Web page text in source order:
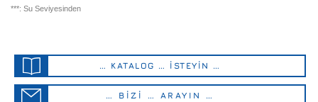
***: Su Seviyesinden
… KATALOG … İSTEYİN …
… BİZİ … ARAYIN …